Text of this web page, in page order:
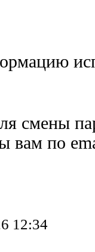
смены
вам по
12:34